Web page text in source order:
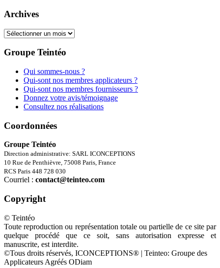
Archives
Archives
Groupe Teintéo
Qui sommes-nous ?
Qui-sont nos membres applicateurs ?
Qui-sont nos membres fournisseurs ?
Donnez votre avis/témoignage
Consultez nos réalisations
Coordonnées
Groupe Teintéo
Direction administrative: SARL ICONCEPTIONS
10 Rue de Penthièvre, 75008 Paris, France
RCS Paris 448 728 030
Courriel : contact@teinteo.com
Copyright
© Teintéo
Toute reproduction ou représentation totale ou partielle de ce site par
quelque procédé que ce soit, sans autorisation expresse et
manuscrite, est interdite.
©Tous droits réservés, ICONCEPTIONS® | Teinteo: Groupe des
Applicateurs Agréés ODiam